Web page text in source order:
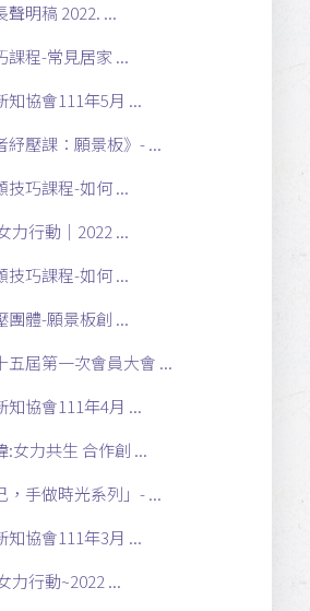
聲明稿 2022. ...
課程-常見居家 ...
知協會111年5月 ...
紓壓課：願景板》- ...
技巧課程-如何 ...
力行動｜2022 ...
技巧課程-如何 ...
團體-願景板創 ...
五屆第一次會員大會 ...
知協會111年4月 ...
:女力共生 合作創 ...
，手做時光系列」- ...
知協會111年3月 ...
力行動~2022 ...